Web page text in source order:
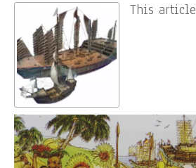
This article